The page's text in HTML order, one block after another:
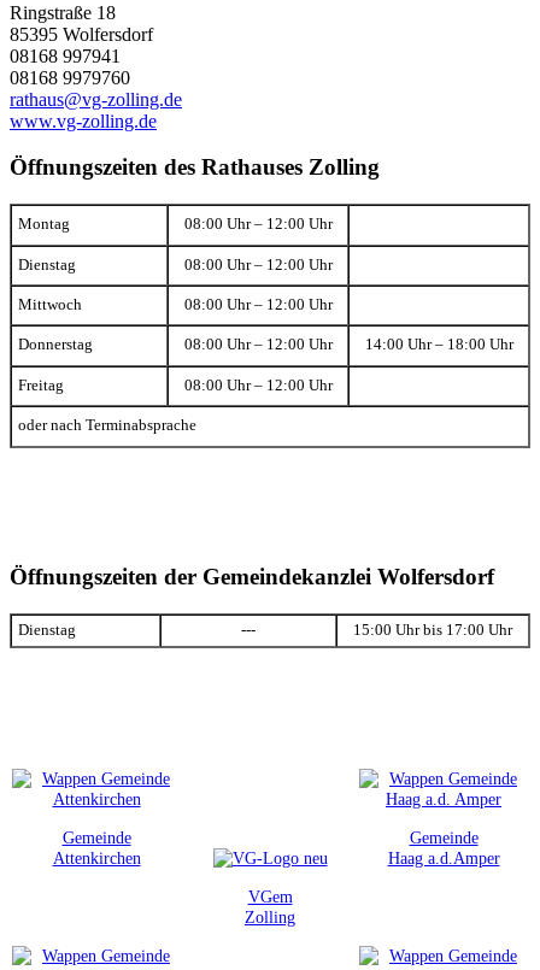
Ringstraße 18
85395 Wolfersdorf
08168 997941
08168 9979760
rathaus@vg-zolling.de
www.vg-zolling.de
Öffnungszeiten des Rathauses Zolling
Montag 08:00 Uhr – 12:00 Uhr
Dienstag 08:00 Uhr – 12:00 Uhr
Mittwoch 08:00 Uhr – 12:00 Uhr
Donnerstag 08:00 Uhr – 12:00 Uhr 14:00 Uhr – 18:00 Uhr
Freitag 08:00 Uhr – 12:00 Uhr
oder nach Terminabsprache
Öffnungszeiten der Gemeindekanzlei Wolfersdorf
Dienstag --- 15:00 Uhr bis 17:00 Uhr
Gemeinde
Attenkirchen
VGem
Zolling
Gemeinde
Haag a.d.Amper